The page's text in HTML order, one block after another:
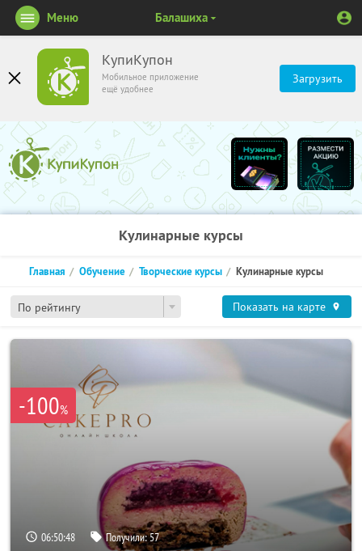
КупиКупон
Мобильное приложение
ещё удобнее
Загрузить
Меню Балашиха
Кулинарные курсы
По рейтингу
Главная Обучение Творческие курсы Кулинарные курсы
Показать на карте
-100%
06:50:48 Получили:57